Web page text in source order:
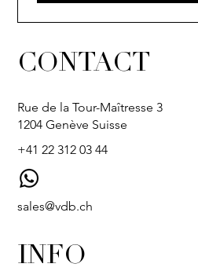
CONTACT
Rue de la Tour-Maîtresse 3
1204 Genève Suisse
+41 22 312 03 44
sales@vdb.ch
INFO